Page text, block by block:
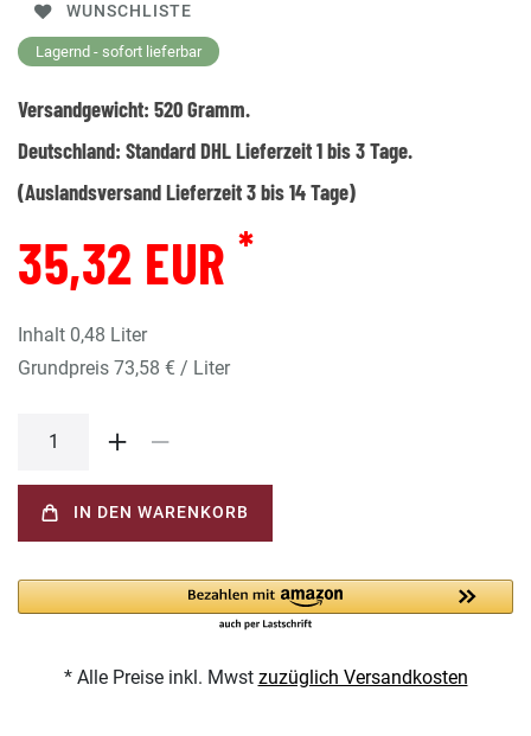
WUNSCHLISTE
Lagernd - sofort lieferbar
Versandgewicht: 520Gramm.
Deutschland: Standard DHL Lieferzeit 1 bis 3 Tage.
(Auslandsversand Lieferzeit 3 bis 14 Tage)
35,32 EUR *
Inhalt 0,48 Liter
Grundpreis 73,58 € / Liter
IN DEN WARENKORB
* Alle Preise inkl. Mwst zuzüglich Versandkosten